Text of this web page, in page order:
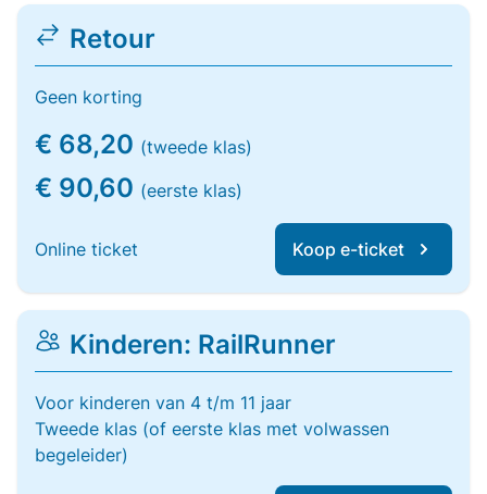
Retour
Geen korting
€ 68,20 (tweede klas)
€ 90,60 (eerste klas)
Online ticket Koop e-ticket
Kinderen: RailRunner
Voor kinderen van 4 t/m 11 jaar
Tweede klas (of eerste klas met volwassen
begeleider)